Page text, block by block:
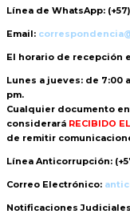
Línea de WhatsApp:
Email:
El horario de recepción
Lunes a jueves: de 7:00
pm.
Cualquier documento
considerará RECIBIDO
de remitir
Línea Anticorrupción:
Correo Electrónico:
Notificaciones